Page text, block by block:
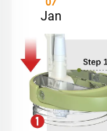
Jan